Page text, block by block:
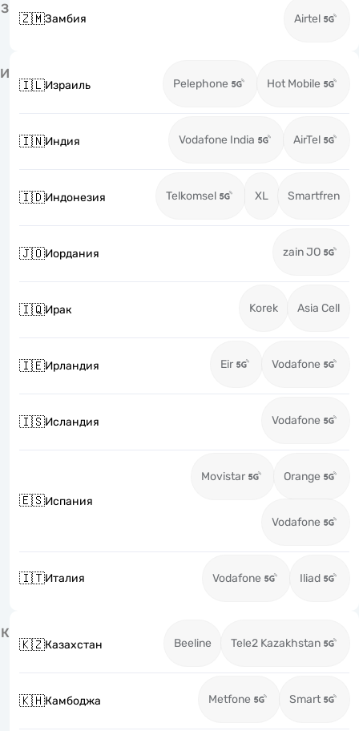
З
🇿🇲Замбия Airtel
И
🇮🇱Израиль Pelephone Hot Mobile
🇮🇳Индия Vodafone India AirTel
🇮🇩Индонезия Telkomsel XL Smartfren
🇯🇴Иордания zain JO
🇮🇶Ирак Korek Asia Cell
🇮🇪Ирландия Eir Vodafone
🇮🇸Исландия Vodafone
🇪🇸Испания
Movistar Orange
Vodafone
🇮🇹Италия Vodafone Iliad
К
🇰🇿Казахстан Beeline Tele2 Kazakhstan
🇰🇭Камбоджа Metfone Smart